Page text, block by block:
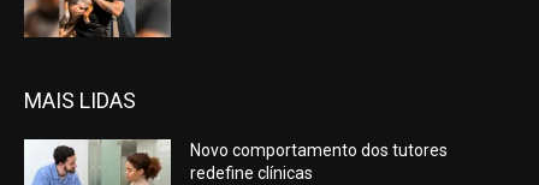
MAIS LIDAS
Novo comportamento dos tutores
redefine clínicas